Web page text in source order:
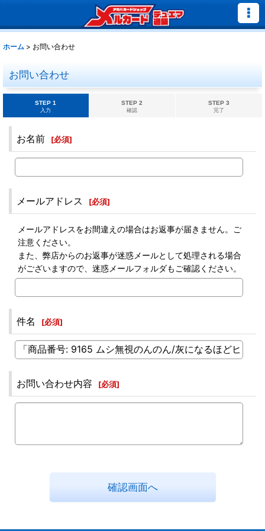
ホーム > お問い合わせ
お問い合わせ
STEP 1
入力
STEP 2
確認
STEP 3
完了
お名前 [必須]
メールアドレス [必須]
メールアドレスをお間違えの場合はお返事が届きません。ご
注意ください。
また、弊店からのお返事が迷惑メールとして処理される場合
がございますので、迷惑メールフォルダもご確認ください。
件名 [必須]
お問い合わせ内容 [必須]
確認画面へ